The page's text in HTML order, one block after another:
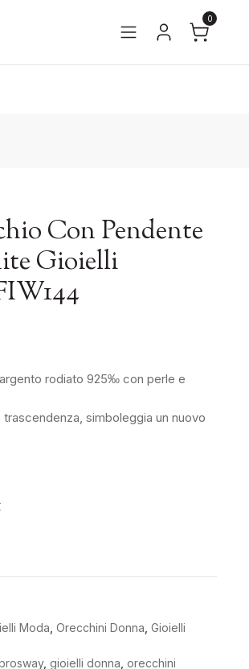
0
Con Pendente
Gioielli
rodiato 925‰ con perle e
trascendenza, simboleggia un nuovo
Moda ,Orecchini Donna ,Gioielli
,gioielli donna ,orecchini